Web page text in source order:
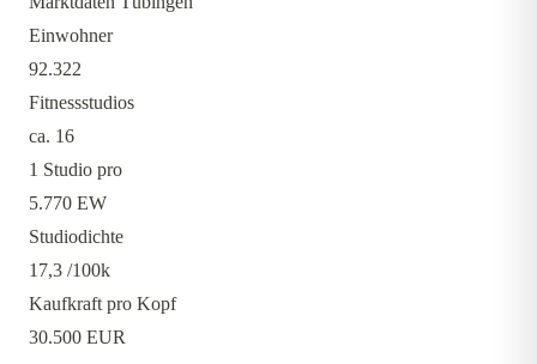
Einwohner
92.322
Fitnessstudios
ca. 16
1 Studio pro
5.770 EW
Studiodichte
17,3 /100k
Kaufkraft pro Kopf
30.500 EUR